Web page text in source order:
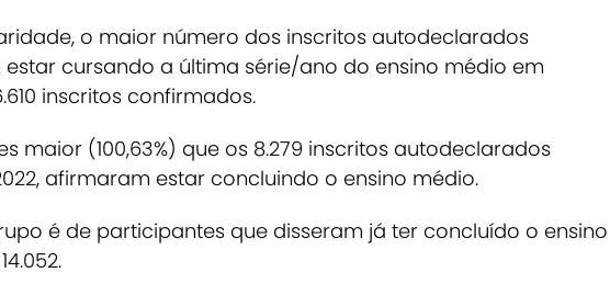
o maior número dos inscritos autodeclarados
estar cursando a última série/ano do ensino médio em
inscritos confirmados.
maior (100,63%) que os 8.279 inscritos autodeclarados
afirmaram estar concluindo o ensino médio.
é de participantes que disseram já ter concluído o ensino